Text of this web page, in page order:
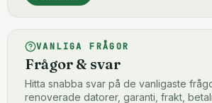
VANLIGA FRÅGOR
Frågor & svar
Hitta snabba svar på de vanligaste
renoverade datorer, garanti, frakt,